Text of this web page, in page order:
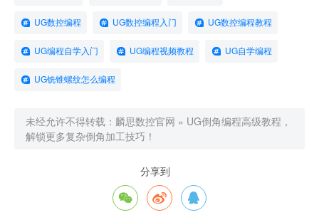
UG数控编程 UG数控编程入门 UG数控编程教程
UG编程自学入门 UG编程视频教程 UG自学编程
UG铣锥螺纹怎么编程
未经允许不得转载： 麟思数控官网 » UG倒角编程高级教程，
解锁更多复杂倒角加工技巧！
分享到
  